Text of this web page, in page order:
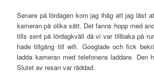
Senare på lördagen kom jag ihåg att jag läst
kameran på olika sätt. Det fanns hopp med
tills sent på lördagkväll då vi var tillbaka på
hade tillgång till wifi. Googlade och fick
ladda kameran med telefonens laddare. Den
Slutet av resan var räddad.